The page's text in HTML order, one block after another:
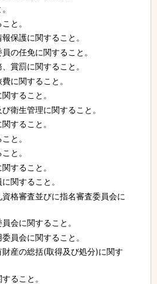
と。
保護に関すること。
の任免に関すること。
賞罰に関すること。
に関すること。
すること。
衛生管理に関すること。
すること。
と。
と。
すること。
関すること。
格審査並びに指名審査委員会に
会に関すること。
員会に関すること。
産の総括(取得及び処分)に関す
ること。